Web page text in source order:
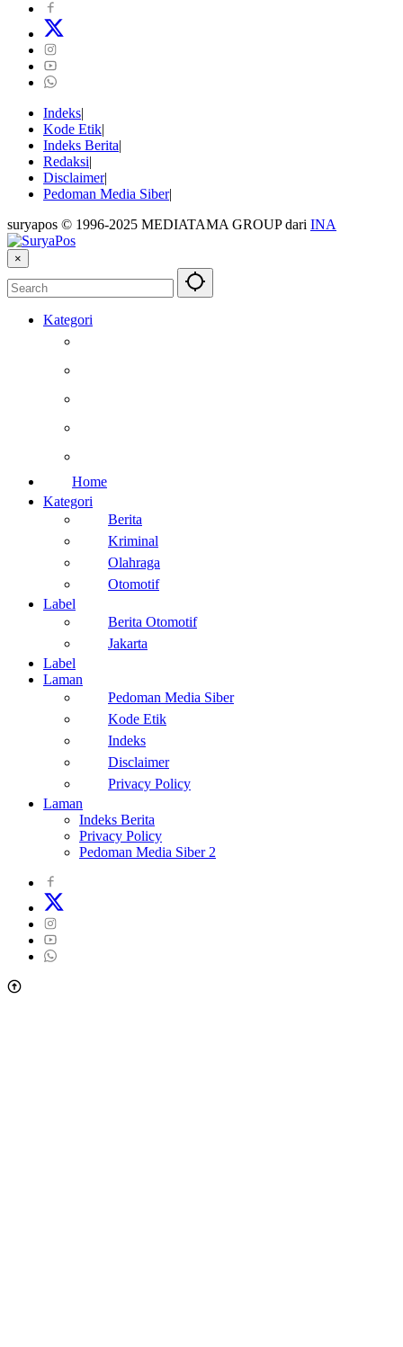
Indeks
Kode Etik
Indeks Berita
Redaksi
Disclaimer
Pedoman Media Siber
suryapos © 1996-2025 MEDIATAMA GROUP dari INA
×
Kategori
Home
Kategori
Berita
Kriminal
Olahraga
Otomotif
Label
Berita Otomotif
Jakarta
Label
Laman
Pedoman Media Siber
Kode Etik
Indeks
Disclaimer
Privacy Policy
Laman
Indeks Berita
Privacy Policy
Pedoman Media Siber 2